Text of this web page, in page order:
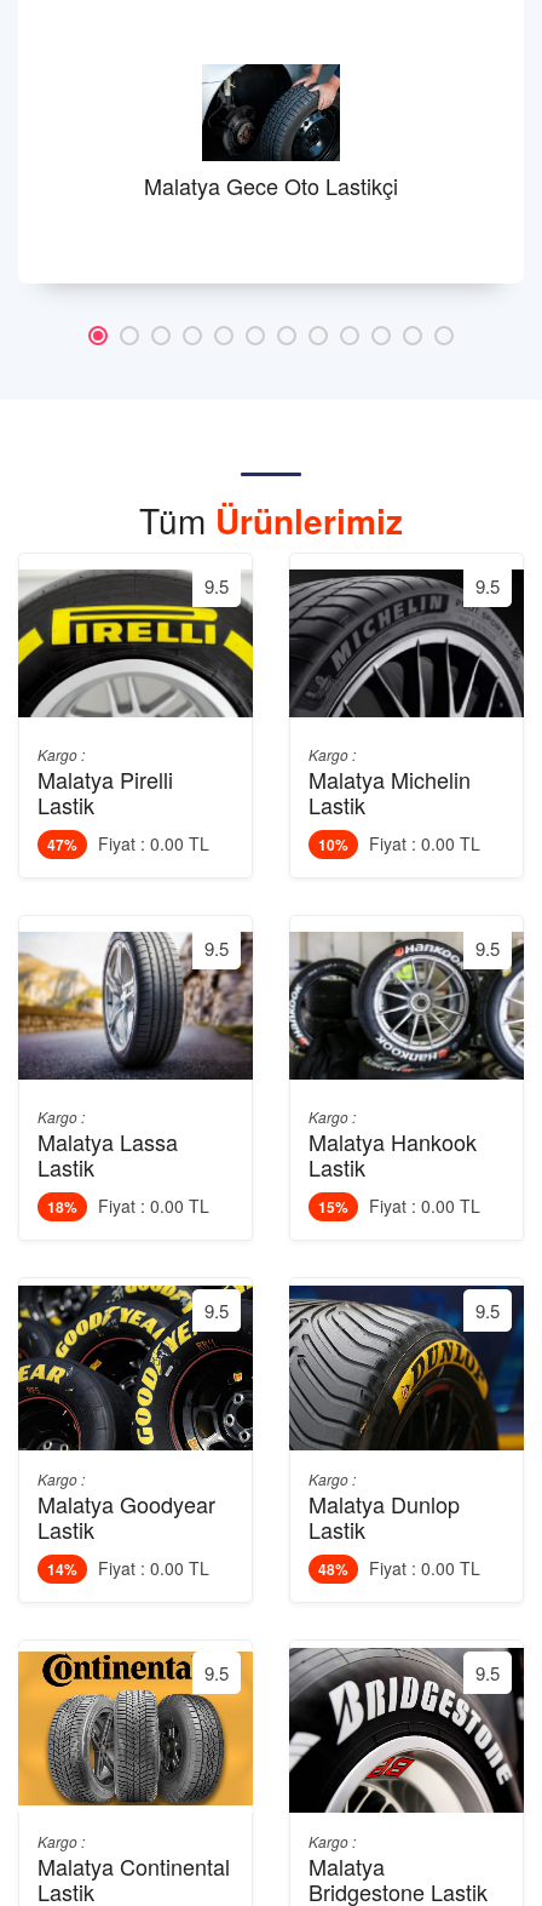
Malatya Gece Oto Lastikçi
Tüm Ürünlerimiz
9.5
Kargo :
Malatya Pirelli
Lastik
47% Fiyat : 0.00 TL
9.5
Kargo :
Malatya Lassa
Lastik
18% Fiyat : 0.00 TL
9.5
Kargo :
Malatya Goodyear
Lastik
14% Fiyat : 0.00 TL
9.5
Kargo :
Malatya Continental
Lastik
9.5
Kargo :
Malatya Michelin
Lastik
10% Fiyat : 0.00 TL
9.5
Kargo :
Malatya Hankook
Lastik
15% Fiyat : 0.00 TL
9.5
Kargo :
Malatya Dunlop
Lastik
48% Fiyat : 0.00 TL
9.5
Kargo :
Malatya
Bridgestone Lastik